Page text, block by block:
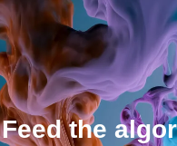
Feed the